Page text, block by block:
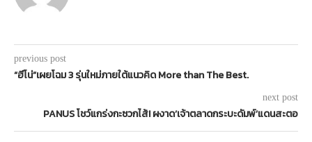
previous post
“ฮีโน่”เผยโฉม 3 รุ่นใหม่ภายใต้แนวคิด More than The Best.
next post
PANUS โชว์แกร่งกะซวกไส้! ผงาด’เจ้าตลาดกระบะดัมพ์’แดนสะตอ